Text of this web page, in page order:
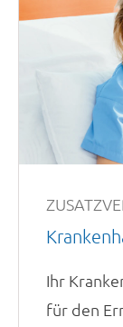
Ihr
für den